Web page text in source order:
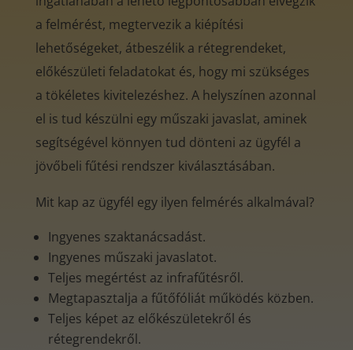
a felmérést, megtervezik a kiépítési
lehetőségeket, átbeszélik a rétegrendeket,
előkészületi feladatokat és, hogy mi szükséges
a tökéletes kivitelezéshez. A helyszínen azonnal
el is tud készülni egy műszaki javaslat, aminek
segítségével könnyen tud dönteni az ügyfél a
jövőbeli fűtési rendszer kiválasztásában.
Mit kap az ügyfél egy ilyen felmérés alkalmával?
Ingyenes szaktanácsadást.
Ingyenes műszaki javaslatot.
Teljes megértést az infrafűtésről.
Megtapasztalja a fűtőfóliát működés közben.
Teljes képet az előkészületekről és
rétegrendekről.